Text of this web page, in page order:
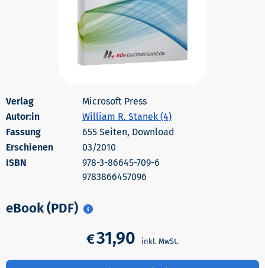
Microsoft Press
Autor:in
William R. Stanek (4)
655 Seiten, Download
Erschienen
03/2010
978-3-86645-709-6
9783866457096
eBook (PDF)
€31,90